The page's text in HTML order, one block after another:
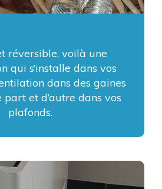
réversible, voilà une
qui s’installe dans vos
dans des gaines
part et d’autre dans vos
plafonds.